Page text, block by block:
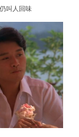
叫人回味